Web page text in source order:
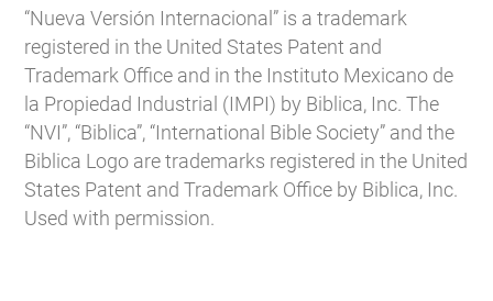
“Nueva Versión Internacional” is a trademark
registered in the United States Patent and
Trademark Office and in the Instituto Mexicano de
la Propiedad Industrial (IMPI) by Biblica, Inc. The
“NVI”, “Biblica”, “International Bible Society” and the
Biblica Logo are trademarks registered in the United
States Patent and Trademark Office by Biblica, Inc.
Used with permission.